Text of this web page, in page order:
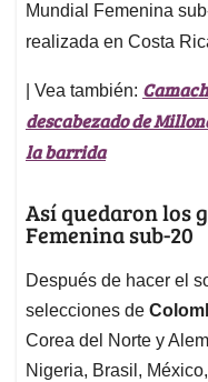
Mundial Femenina
realizada en Costa
| Vea también:
descabezado de
la barrida
Así quedaron los
Femenina sub-20
Después de hacer el
selecciones de
Corea del Norte y
Nigeria, Brasil,